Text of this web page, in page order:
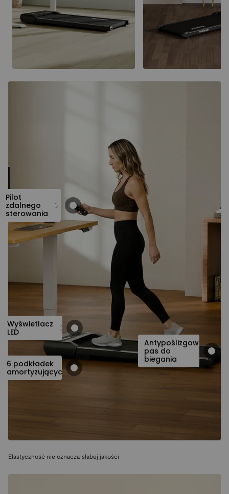
Pilot
zdalnego
sterowania
Wyświetlacz
LED
6 podkładek
amortyzujących
Antypoślizgowy
pas do
biegania
Elastyczność nie oznacza słabej jakości